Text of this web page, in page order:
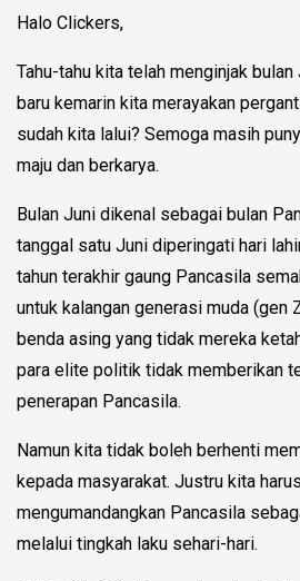
Halo Clickers,
Tahu-tahu kita telah menginjak
baru kemarin kita merayakan
sudah kita lalui? Semoga masih
maju dan berkarya.
Bulan Juni dikenal sebagai bulan
tanggal satu Juni diperingati hari
tahun terakhir gaung Pancasila
untuk kalangan generasi muda (gen
benda asing yang tidak mereka
para elite politik tidak memberikan
penerapan Pancasila.
Namun kita tidak boleh berhenti
kepada masyarakat. Justru kita
mengumandangkan Pancasila
melalui tingkah laku sehari-hari.